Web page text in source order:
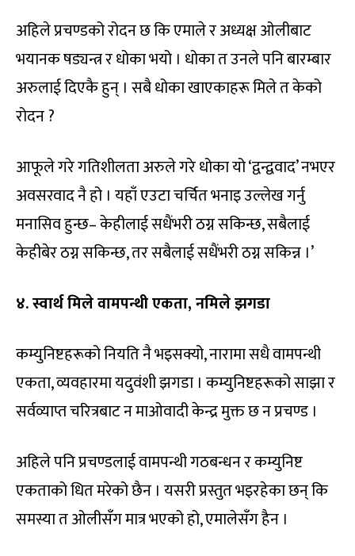
अहिले प्रचण्डको रोदन छ कि एमाले र अध्यक्ष ओलीबाट
भयानक षड्यन्त्र र धोका भयो । धोका त उनले पनि बारम्बार
अरुलाई दिएकै हुन् । सबै धोका खाएकाहरू मिले त केको
रोदन ?
आफूले गरे गतिशीलता अरुले गरे धोका यो ‘द्वन्द्ववाद’ नभएर
अवसरवाद नै हो । यहाँ एउटा चर्चित भनाइ उल्लेख गर्नु
मनासिव हुन्छ– केहीलाई सधैंभरी ठग्न सकिन्छ, सबैलाई
केहीबेर ठग्न सकिन्छ, तर सबैलाई सधैंभरी ठग्न सकिन्न ।’
४. स्वार्थ मिले वामपन्थी एकता,नमिले झगडा
कम्युनिष्टहरूको नियति नै भइसक्यो, नारामा सधै वामपन्थी
एकता, व्यवहारमा यदुवंशी झगडा । कम्युनिष्टहरूको साझा र
सर्वव्याप्त चरित्रबाट न माओवादी केन्द्र मुक्त छ न प्रचण्ड ।
अहिले पनि प्रचण्डलाई वामपन्थी गठबन्धन र कम्युनिष्ट
एकताको धित मरेको छैन । यसरी प्रस्तुत भइरहेका छन् कि
समस्या त ओलीसँग मात्र भएको हो, एमालेसँग हैन ।